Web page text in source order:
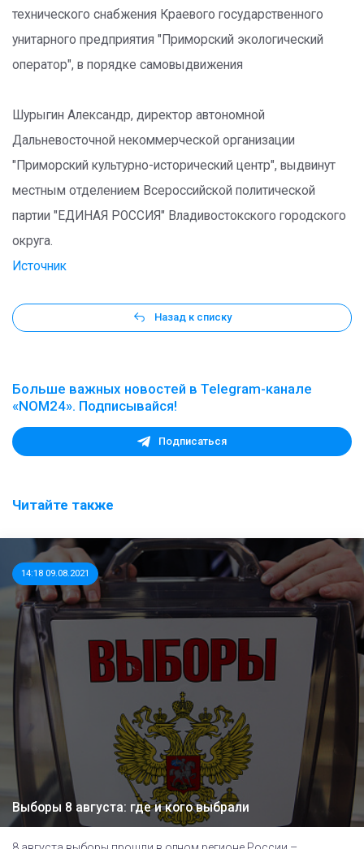
технического снабжения Краевого государственного
унитарного предприятия "Приморский экологический
оператор", в порядке самовыдвижения
Шурыгин Александр, директор автономной
Дальневосточной некоммерческой организации
"Приморский культурно-исторический центр", выдвинут
местным отделением Всероссийской политической
партии "ЕДИНАЯ РОССИЯ" Владивостокского городского
округа.
Источник
Назад к списку
Больше важных новостей в Telegram-канале
«NOM24». Подписывайся!
Подписаться
Читайте также
14:18 09.08.2021
Выборы 8 августа: где и кого выбрали